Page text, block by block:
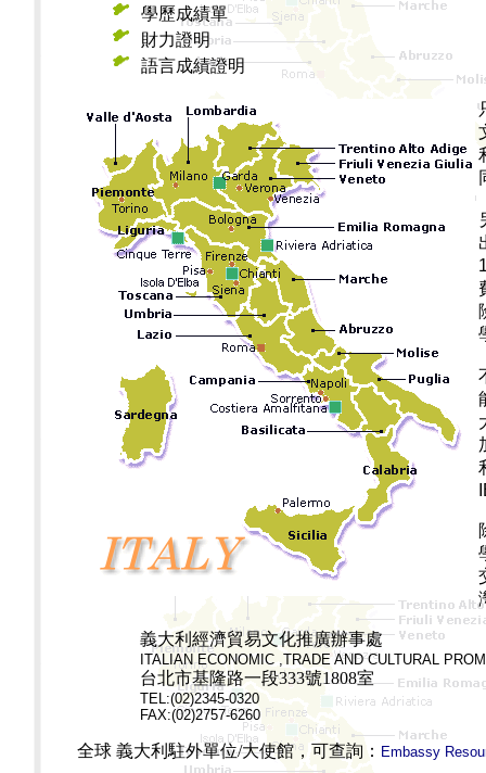
學歷成績單
財力證明
語言成績證明
義大利經濟貿易文化推廣辦事處
ITALIAN ECONOMIC ,TRADE AND CULTURAL
台北市基隆路一段333號1808室
TEL:(02)2345-0320
FAX:(02)2757-6260
全球 義大利駐外單位/大使館，可查詢： Embassy